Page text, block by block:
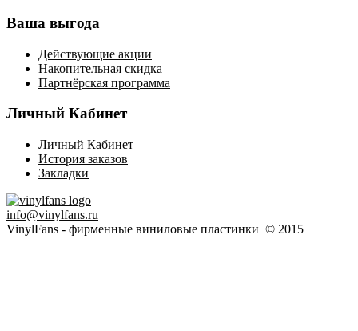
Ваша выгода
Действующие акции
Накопительная скидка
Партнёрская программа
Личный Кабинет
Личный Кабинет
История заказов
Закладки
info@vinylfans.ru
VinylFans - фирменные виниловые пластинки © 2015